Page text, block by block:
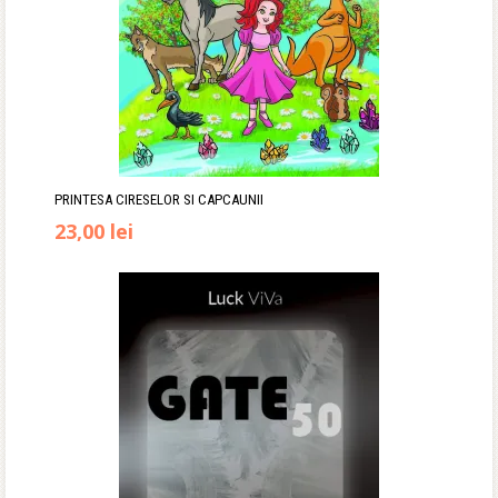
PRINTESA CIRESELOR SI CAPCAUNII
Prețul
23,00 lei
curent
23,00 lei.